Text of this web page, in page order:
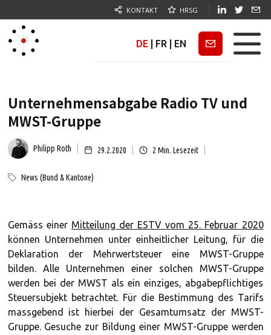
KONTAKT HRSG
DE FR EN Newsletter
Unternehmensabgabe Radio TV und
MWST-Gruppe
Philipp Roth 29.2.2020 2 Min. Lesezeit
News (Bund & Kantone)
Gemäss einer Mitteilung der ESTV vom 25. Februar 2020
können Unternehmen unter einheitlicher Leitung, für die
Deklaration der Mehrwertsteuer eine MWST-Gruppe
bilden. Alle Unternehmen einer solchen MWST-Gruppe
werden bei der MWST als ein einziges, abgabepflichtiges
Steuersubjekt betrachtet. Für die Bestimmung des Tarifs
massgebend ist hierbei der Gesamtumsatz der MWST-
Gruppe. Gesuche zur Bildung einer MWST-Gruppe werden